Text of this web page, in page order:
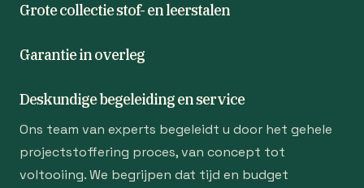
Grote collectie stof- en leerstalen
Garantie in overleg
Deskundige begeleiding en service
Ons team van experts begeleidt u door het gehele
projectstoffering proces, van concept tot
voltooiing. We begrijpen dat tijd en budget